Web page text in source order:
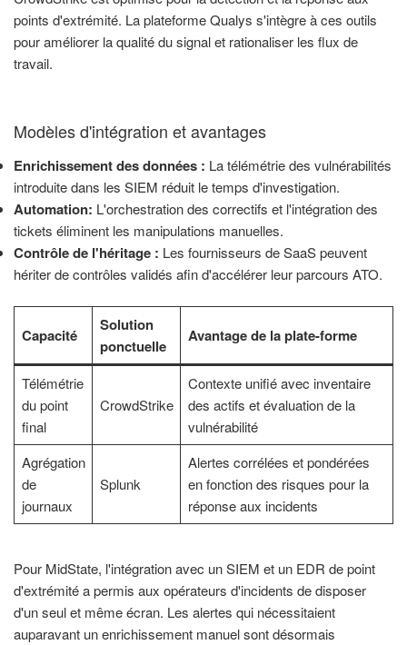
points d'extrémité. La plateforme Qualys s'intègre à ces outils
pour améliorer la qualité du signal et rationaliser les flux de
travail.
Modèles d'intégration et avantages
Enrichissement des données : La télémétrie des vulnérabilités
introduite dans les SIEM réduit le temps d'investigation.
Automation: L'orchestration des correctifs et l'intégration des
tickets éliminent les manipulations manuelles.
Contrôle de l'héritage : Les fournisseurs de SaaS peuvent
hériter de contrôles validés afin d'accélérer leur parcours ATO.
Capacité
Solution
ponctuelle
Avantage de la plate-forme
Télémétrie
du point
final
CrowdStrike
Contexte unifié avec inventaire
des actifs et évaluation de la
vulnérabilité
Agrégation
de
journaux
Splunk
Alertes corrélées et pondérées
en fonction des risques pour la
réponse aux incidents
Pour MidState, l'intégration avec un SIEM et un EDR de point
d'extrémité a permis aux opérateurs d'incidents de disposer
d'un seul et même écran. Les alertes qui nécessitaient
auparavant un enrichissement manuel sont désormais